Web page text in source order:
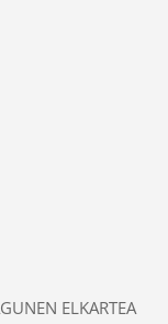
ELKARTEA